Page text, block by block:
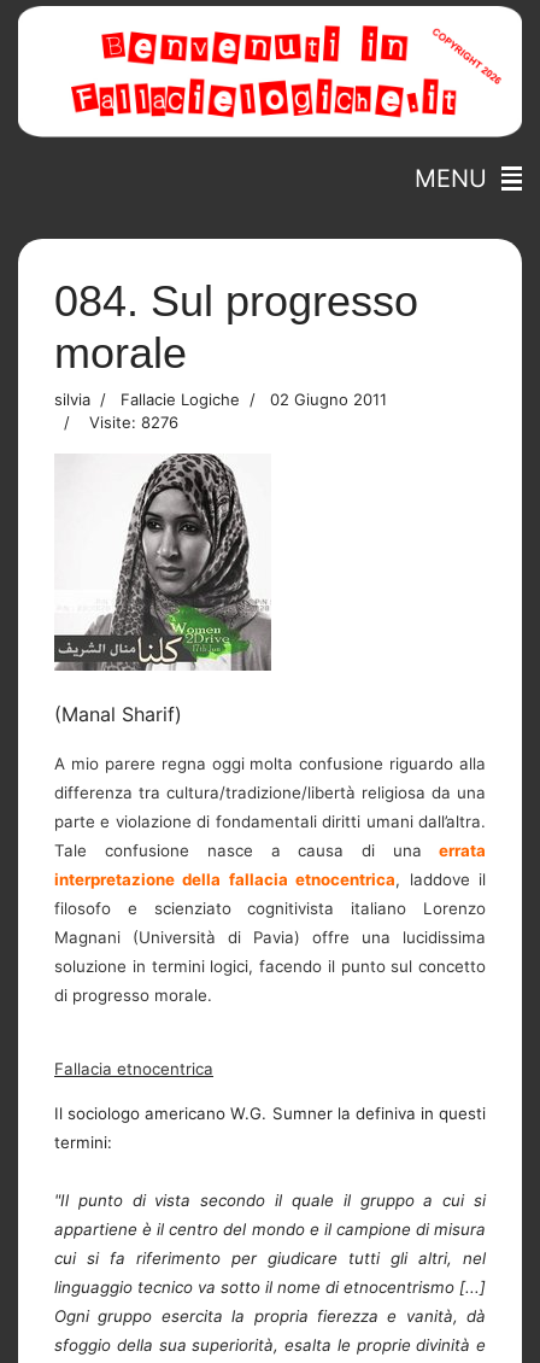
MENU
084. Sul progresso
morale
silvia Fallacie Logiche
02 Giugno 2011
Visite: 8276
(Manal Sharif)
A mio parere regna oggi molta confusione riguardo alla
differenza tra cultura/tradizione/libertà religiosa da una
parte e violazione di fondamentali diritti umani dall’altra.
Tale confusione nasce a causa di una errata
interpretazione della fallacia etnocentrica, laddove il
filosofo e scienziato cognitivista italiano Lorenzo
Magnani (Università di Pavia) offre una lucidissima
soluzione in termini logici, facendo il punto sul concetto
di progresso morale.
Fallacia etnocentrica
Il sociologo americano W.G. Sumner la definiva in questi
termini:
"Il punto di vista secondo il quale il gruppo a cui si
appartiene è il centro del mondo e il campione di misura
cui si fa riferimento per giudicare tutti gli altri, nel
linguaggio tecnico va sotto il nome di etnocentrismo [...]
Ogni gruppo esercita la propria fierezza e vanità, dà
sfoggio della sua superiorità, esalta le proprie divinità e